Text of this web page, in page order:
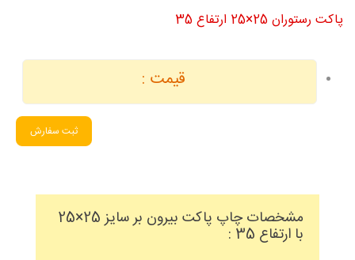
پاکت رستوران 25×25 ارتفاع 35
قیمت :
ثبت سفارش
مشخصات چاپ پاکت بیرون بر سایز 25×25
با ارتفاع 35 :